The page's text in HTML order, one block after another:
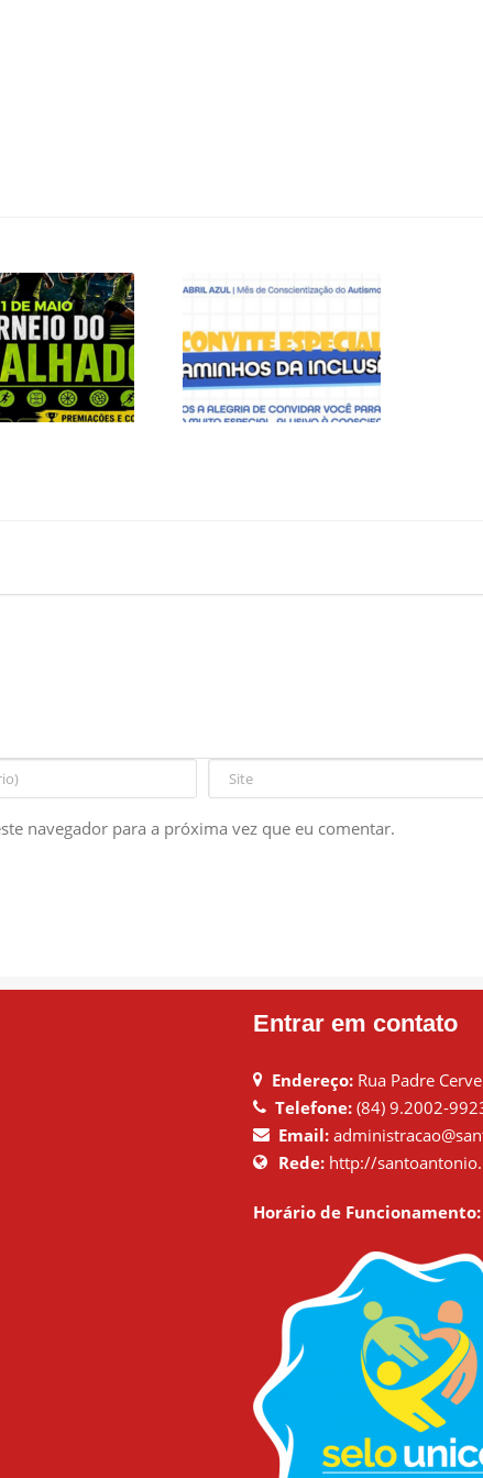
MAIO É DIA DE
CONVITE ESPECIAL
navegador para a próxima vez que eu comentar.
Entrar em contato
Endereço: Rua Padre
Telefone: (84) 9.2002-
Email:
Rede: http://
Horário de Funcionamento: